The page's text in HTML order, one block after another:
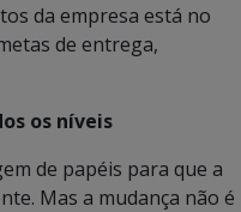
da empresa está no
de entrega,
os níveis
de papéis para que a
Mas a mudança não é